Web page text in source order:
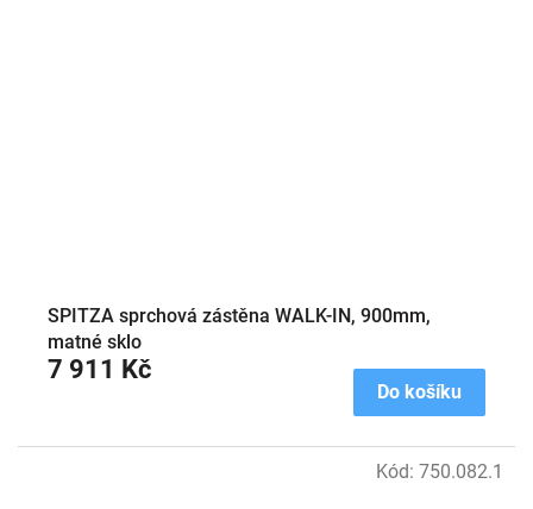
SPITZA sprchová zástěna WALK-IN, 900mm,
matné sklo
7 911 Kč
Do košíku
Kód: 750.082.1